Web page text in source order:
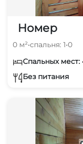
Номер
0 м²•спальня: 1•0
Спальных мест:
Без питания